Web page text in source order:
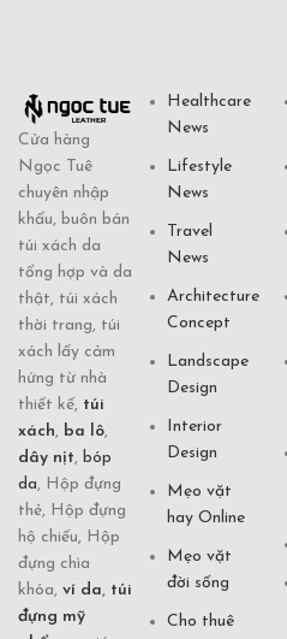
Cửa hàng
Ngọc Tuê
chuyên nhập
khẩu, buôn bán
túi xách da
tổng hợp và da
thật, túi xách
thời trang, túi
xách lấy cảm
hứng từ nhà
thiết kế, túi
xách, ba lô,
dây nịt, bóp
da, Hộp đựng
thẻ, Hộp đựng
hộ chiếu, Hộp
đựng chìa
khóa, ví da, túi
đựng mỹ
Healthcare
News
Lifestyle
News
Travel
News
Architecture
Concept
Landscape
Design
Interior
Design
Mẹo vặt
hay Online
Mẹo vặt
đời sống
Cho thuê